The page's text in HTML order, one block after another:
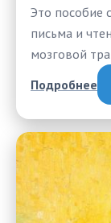
Это пособие
письма и
мозговой
Подробнее